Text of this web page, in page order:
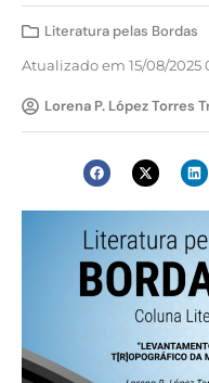
Literatura pelas Bordas
Atualizado em 15/08/2025
Lorena P. López Torres